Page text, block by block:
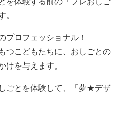
。
プロフェッショナル！
つこどもたちに、おしごとの
けを与えます。
ごとを体験して、「夢★デザ